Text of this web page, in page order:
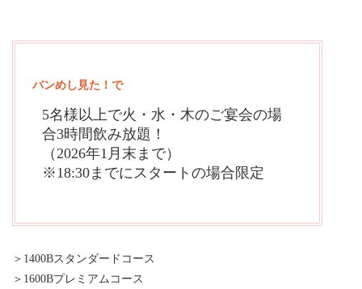
バンめし見た！で
5名様以上で火・水・木のご宴会の場
合3時間飲み放題！
（2026年1月末まで）
※18:30までにスタートの場合限定
＞1400Bスタンダードコース
＞1600Bプレミアムコース